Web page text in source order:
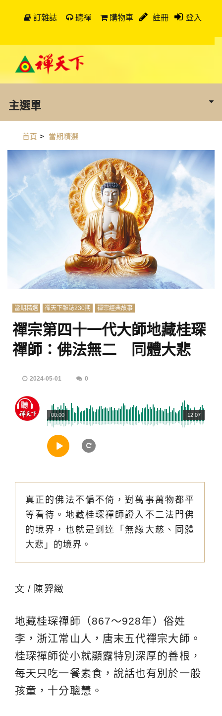
訂雜誌 聽禪 購物車 註冊 登入
主選單
首頁 > 當期精選
當期精選 禪天下雜誌230期 禪宗經典故事
禪宗第四十一代大師地藏桂琛
禪師：佛法無二 同體大悲
2024-05-01 0
12:07
00:00
真正的佛法不偏不倚，對萬事萬物都平
等看待。地藏桂琛禪師證入不二法門佛
的境界，也就是到達「無緣大慈、同體
大悲」的境界。
文 / 陳羿緻
地藏桂琛禪師（867～928年）俗姓
李，浙江常山人，唐末五代禪宗大師。
桂琛禪師從小就顯露特別深厚的善根，
每天只吃一餐素食，說話也有別於一般
孩童，十分聰慧。